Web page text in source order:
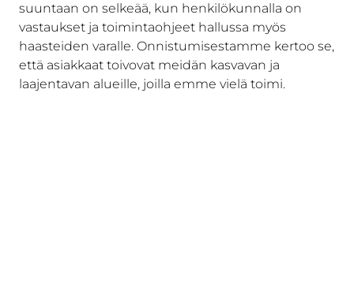
suuntaan on selkeää, kun henkilökunnalla on
vastaukset ja toimintaohjeet hallussa myös
haasteiden varalle. Onnistumisestamme kertoo se,
että asiakkaat toivovat meidän kasvavan ja
laajentavan alueille, joilla emme vielä toimi.